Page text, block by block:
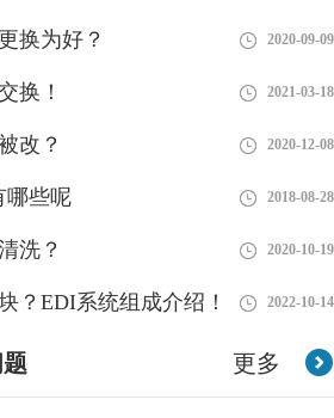
换为好？ 2020-09-09
换！ 2021-03-18
改？ 2020-12-08
哪些呢 2018-08-28
洗？ 2020-10-19
？EDI系统组成介绍！ 2022-10-14
更多
水污染非常严重，这与我们的生活息息相关
少？
估地下水资源的潜力和水文地质条件。了解
数值范围